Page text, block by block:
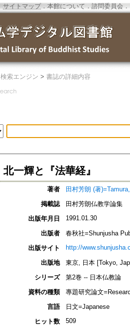
サイトマップ．本館について ． 諮問委員会 ．
検索エンジン > 書誌の詳細内容
北一輝と『法華経』
著者
田村芳朗 (著
掲載誌
田村芳朗仏教学論集
出版年月日
1991.01.30
出版者
春秋社=Shunjusha
出版サイト
http://
出版地
東京, 日本 [Tokyo,
シリーズ
第2巻 -- 日本仏教論
資料の種類
專題研究論文
言語
日文=Japanese
ヒット数
509